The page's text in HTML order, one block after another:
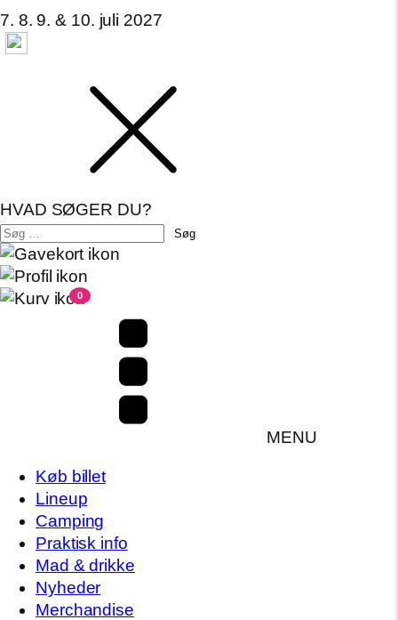
7. 8. 9. & 10. juli 2027
HVAD SØGER DU?
Søg
efter:
0
MENU
Køb billet
Lineup
Camping
Praktisk info
Mad & drikke
Nyheder
Merchandise